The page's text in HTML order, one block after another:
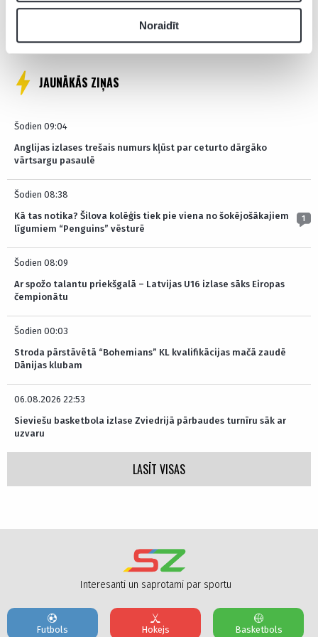
Noraidīt
Pagaidām neviens nav komentējis
JAUNĀKĀS ZIŅAS
Šodien 09:04
Anglijas izlases trešais numurs kļūst par ceturto dārgāko
vārtsargu pasaulē
Šodien 08:38
Kā tas notika? Šilova kolēģis tiek pie viena no šokējošākajiem
līgumiem “Penguins” vēsturē
1
Šodien 08:09
Ar spožo talantu priekšgalā – Latvijas U16 izlase sāks Eiropas
čempionātu
Šodien 00:03
Stroda pārstāvētā “Bohemians” KL kvalifikācijas mačā zaudē
Dānijas klubam
06.08.2026 22:53
Sieviešu basketbola izlase Zviedrijā pārbaudes turnīru sāk ar
uzvaru
LASĪT VISAS
Interesanti un saprotami par sportu
Futbols Hokejs Basketbols